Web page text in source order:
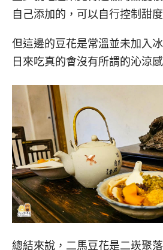
自己添加的，可以自行控制甜
但這邊的豆花是常溫並未加入
日來吃真的會沒有所謂的沁涼
總結來說，二馬豆花是二崁聚